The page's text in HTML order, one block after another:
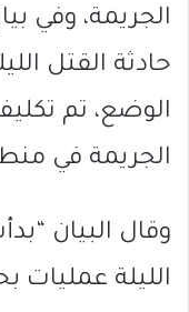
الجريمة، وفي
حادثة القتل
الوضع، تم
الجريمة في
وقال البيان
الليلة عمليات